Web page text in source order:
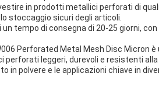
in prodotti metallici perforati di
stoccaggio sicuri degli articoli.
tempo di consegna di 20-25 giorni,
Perforated Metal Mesh Disc Micron
perforati leggeri, durevoli e resistenti
in polvere e le applicazioni chiave in